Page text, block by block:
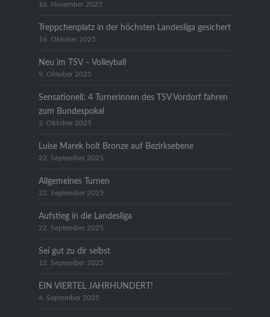
16. November 2025
Treppchenplatz in der höchsten Landesliga gesichert
16. Oktober 2025
Neu im TSV – Volleyball
9. Oktober 2025
Sensationell: 4 Turnerinnen des TSV Vordorf fahren
zum Bundespokal
2. Oktober 2025
Luise Marek holt Bronze auf Bezirksebene
22. September 2025
Allgemeines Turnen
22. September 2025
Aufstieg in die Landesliga
22. September 2025
Sei gut zu dir selbst
12. September 2025
EIN VIERTEL JAHRHUNDERT!
4. September 2025